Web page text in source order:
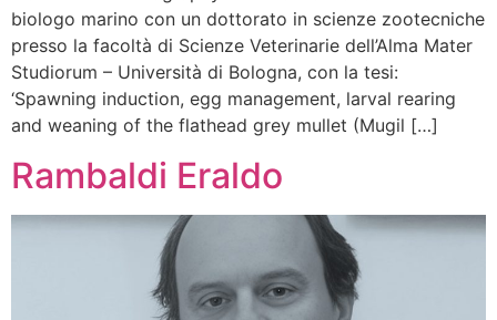
biologo marino con un dottorato in scienze zootecniche
presso la facoltà di Scienze Veterinarie dell’Alma Mater
Studiorum – Università di Bologna, con la tesi:
‘Spawning induction, egg management, larval rearing
and weaning of the flathead grey mullet (Mugil […]
Rambaldi Eraldo